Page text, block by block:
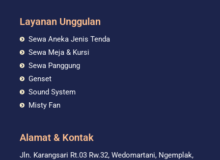
Layanan Unggulan
Sewa Aneka Jenis Tenda
Sewa Meja & Kursi
Sewa Panggung
Genset
Sound System
Misty Fan
Alamat & Kontak
Jln. Karangsari Rt.03 Rw.32, Wedomartani, Ngemplak,